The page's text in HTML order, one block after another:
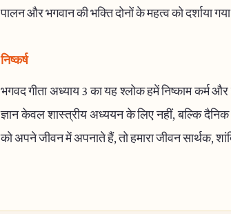
पालन और भगवान की भक्ति दोनों के महत्व को दर्शाया
निष्कर्ष
भगवद गीता अध्याय 3 का यह श्लोक हमें निष्काम कर्म
ज्ञान केवल शास्त्रीय अध्ययन के लिए नहीं, बल्कि
को अपने जीवन में अपनाते हैं, तो हमारा जीवन सार्थक,